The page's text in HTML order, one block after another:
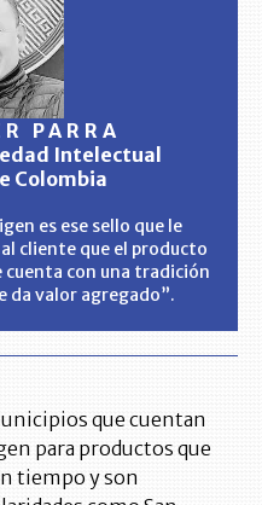
PARRA
Intelectual
Colombia
es ese sello que le
cliente que el producto
cuenta con una tradición
da valor agregado”.
que cuentan
para productos que
tiempo y son